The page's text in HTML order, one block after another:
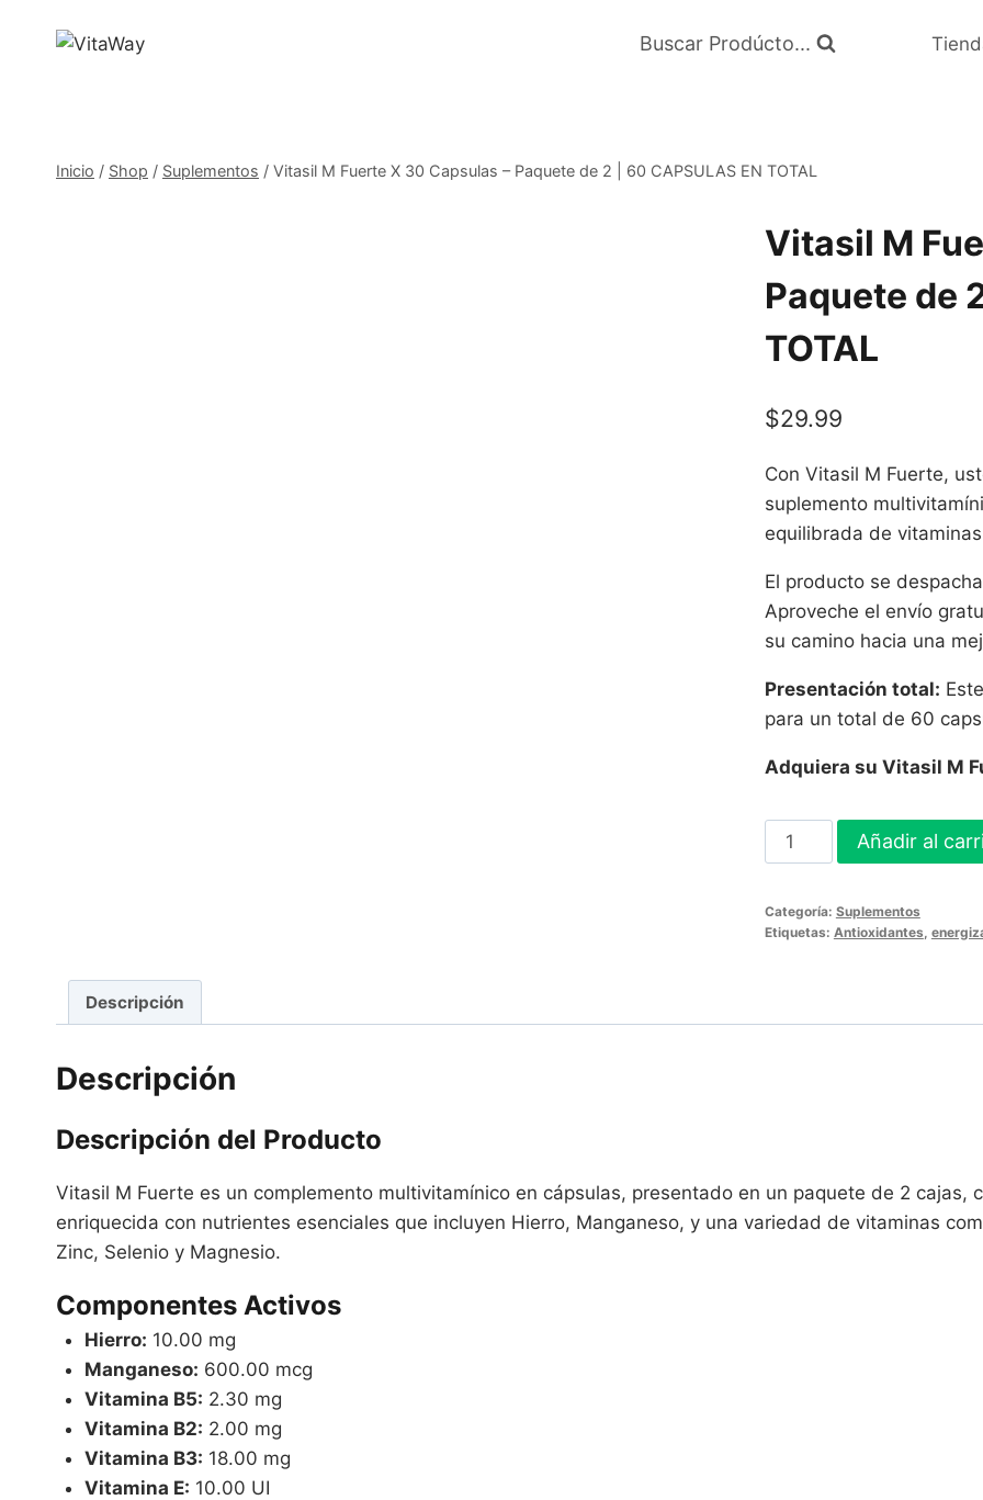
Buscar Prodúcto...
Inicio / Shop / Suplementos / Vitasil M Fuerte X 30 Capsulas – Paquete de 2 | 60 CAPSULAS EN TOTAL
Vitasil M
Paquete de
TOTAL
$29.99
Con Vitasil M Fuerte,
suplemento
equilibrada de
El producto se
Aproveche el envío
su camino hacia una
Presentación total:
para un total de 60
Adquiera su Vitasil M
Vitasil
M
X
CAPSULAS
EN
Añadir al
Categoría: Suplementos
Etiquetas: Antioxidantes
Descripción
Descripción
Descripción del Producto
Vitasil M Fuerte es un complemento multivitamínico en cápsulas, presentado en un paquete de 2 cajas,
enriquecida con nutrientes esenciales que incluyen Hierro, Manganeso, y una variedad de vitaminas
Zinc, Selenio y Magnesio.
Componentes Activos
Hierro: 10.00 mg
Manganeso: 600.00 mcg
Vitamina B5: 2.30 mg
Vitamina B2: 2.00 mg
Vitamina B3: 18.00 mg
Vitamina E: 10.00 UI